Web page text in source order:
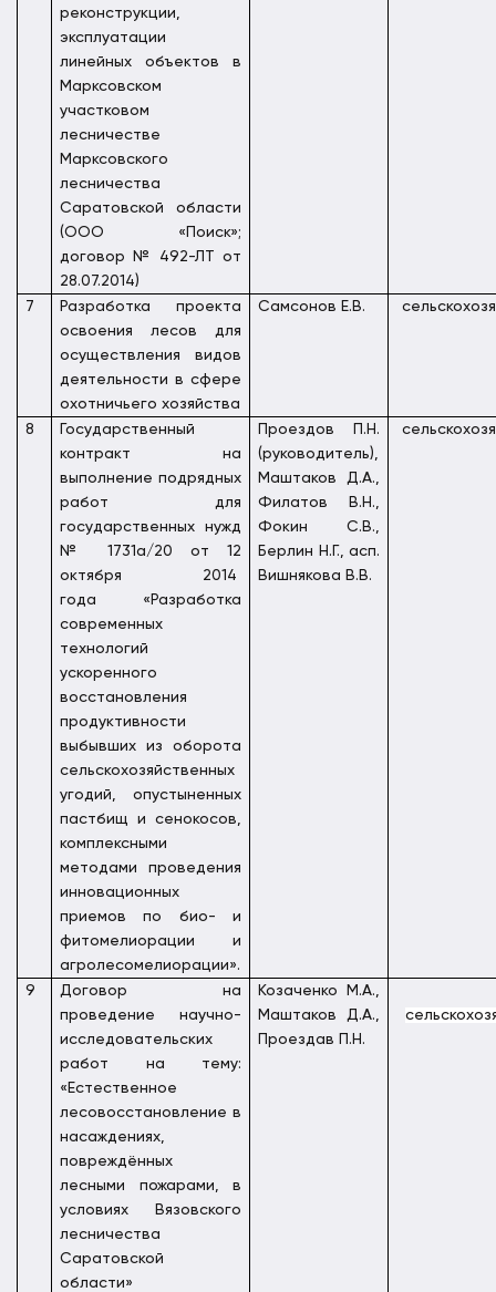
реконструкции,
эксплуатации
линейных объектов в
Марксовском
участковом
лесничестве
Марксовского
лесничества
Саратовской области
(ООО «Поиск»;
договор № 492-ЛТ от
28.07.2014)
7
Разработка проекта
освоения лесов для
осуществления видов
деятельности в сфере
охотничьего хозяйства
Самсонов Е.В.
8
Государственный
контракт на
выполнение подрядных
работ для
государственных нужд
№ 1731а/20 от 12
октября 2014
года «Разработка
современных
технологий
ускоренного
восстановления
продуктивности
выбывших из оборота
сельскохозяйственных
угодий, опустыненных
пастбищ и сенокосов,
комплексными
методами проведения
инновационных
приемов по био- и
фитомелиорации и
агролесомелиорации».
Проездов П.Н.
(руководитель),
Маштаков Д.А.,
Филатов В.Н.,
Фокин С.В.,
Берлин Н.Г., асп.
Вишнякова В.В.
9
Договор на
проведение научно-
исследовательских
работ на тему:
«Естественное
лесовосстановление в
насаждениях,
повреждённых
лесными пожарами, в
условиях Вязовского
лесничества
Саратовской
области»
Козаченко М.А.,
Маштаков Д.А.,
Проездав П.Н.